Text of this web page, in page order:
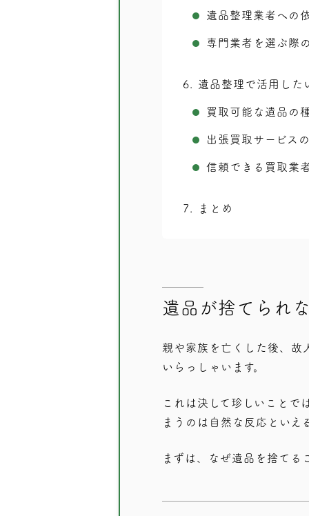
遺品整理業者への
専門業者を選ぶ際
6 遺品整理で活用した
買取可能な遺品の
出張買取サービス
信頼できる買取業
7 まとめ
遺品が捨てられ
親や家族を亡くした後、故
いらっしゃいます。
これは決して珍しいことで
まうのは自然な反応といえ
まずは、なぜ遺品を捨てる